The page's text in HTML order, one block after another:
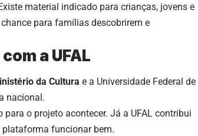
material indicado para crianças, jovens e
para famílias descobrirem e
a UFAL
da Cultura e a Universidade Federal de
nacional.
o projeto acontecer. Já a UFAL contribui
funcionar bem.